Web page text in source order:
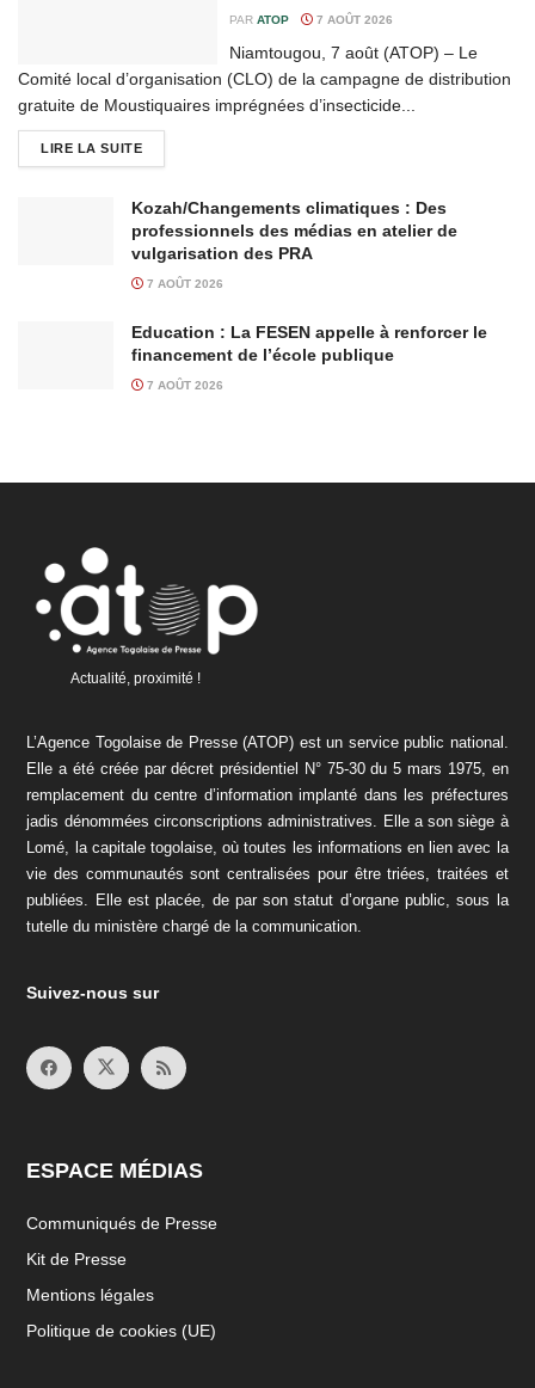
PAR ATOP 7 AOÛT 2026
Niamtougou, 7 août (ATOP) – Le
Comité local d’organisation (CLO) de la campagne de distribution
gratuite de Moustiquaires imprégnées d’insecticide...
LIRE LA SUITE
Kozah/Changements climatiques : Des
professionnels des médias en atelier de
vulgarisation des PRA
7 AOÛT 2026
Education : La FESEN appelle à renforcer le
financement de l’école publique
7 AOÛT 2026
Actualité, proximité !
L’Agence Togolaise de Presse (ATOP) est un service public national.
Elle a été créée par décret présidentiel N° 75-30 du 5 mars 1975, en
remplacement du centre d’information implanté dans les préfectures
jadis dénommées circonscriptions administratives. Elle a son siège à
Lomé, la capitale togolaise, où toutes les informations en lien avec la
vie des communautés sont centralisées pour être triées, traitées et
publiées. Elle est placée, de par son statut d’organe public, sous la
tutelle du ministère chargé de la communication.
Suivez-nous sur
ESPACE MÉDIAS
Communiqués de Presse
Kit de Presse
Mentions légales
Politique de cookies (UE)